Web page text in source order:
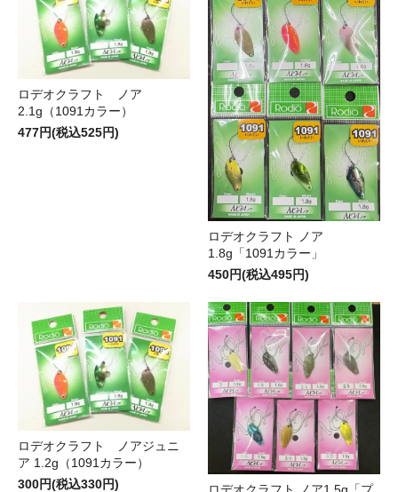
ロデオクラフト ノア
2.1g（1091カラー）
477円(税込525円)
ロデオクラフト ノア
1.8g「1091カラー」
450円(税込495円)
ロデオクラフト ノアジュニ
ア 1.2g（1091カラー）
300円(税込330円)